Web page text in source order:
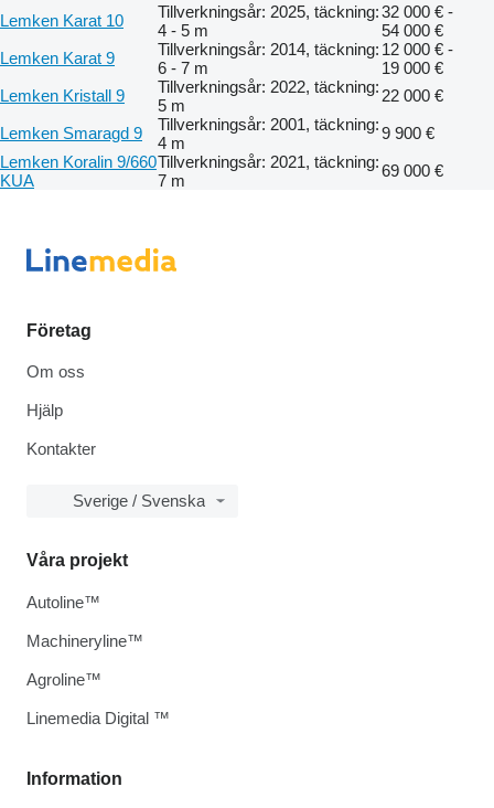
Lemken Karat 10
Tillverkningsår: 2025, täckning:
4 - 5 m
32 000 € -
54 000 €
Lemken Karat 9
Tillverkningsår: 2014, täckning:
6 - 7 m
12 000 € -
19 000 €
Lemken Kristall 9
Tillverkningsår: 2022, täckning:
5 m
22 000 €
Lemken Smaragd 9
Tillverkningsår: 2001, täckning:
4 m
9 900 €
Lemken Koralin 9/660
KUA
Tillverkningsår: 2021, täckning:
7 m
69 000 €
Företag
Om oss
Hjälp
Kontakter
Sverige / Svenska
Information
Våra projekt
Autoline™
Machineryline™
Agroline™
Linemedia Digital ™